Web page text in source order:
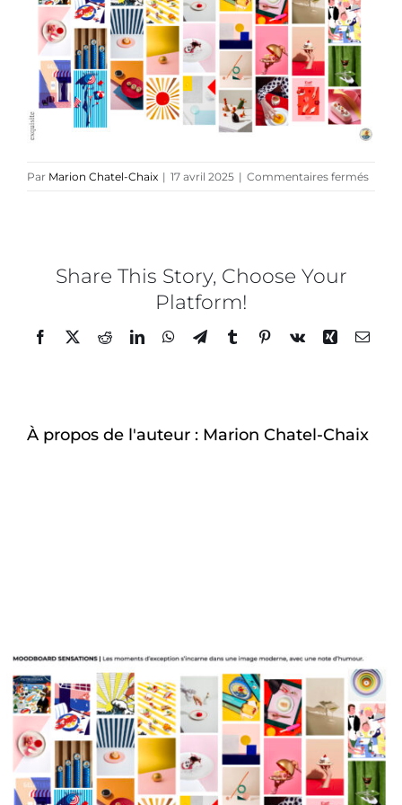
Collaborations
Direction créative
Références
Par Marion Chatel-Chaix | 17 avril 2025 | Commentaires ferméssur
Share This Story, Choose Your
Platform!
Facebook
TwitterRedditLinkedInWhatsApp
TelegramTumblrPinterest
Vk Xing Email
À propos de l'auteur : Marion Chatel-Chaix